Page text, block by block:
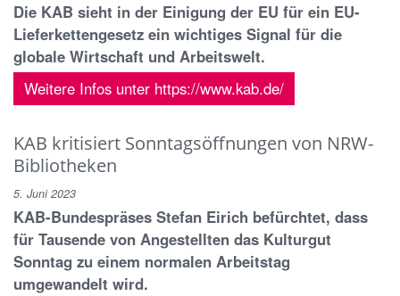
Die KAB sieht in der Einigung der EU für ein EU-
Lieferkettengesetz ein wichtiges Signal für die
globale Wirtschaft und Arbeitswelt.
Weitere Infos unter https://www.kab.de/
KAB kritisiert Sonntagsöffnungen von NRW-
Bibliotheken
5. Juni 2023
KAB-Bundespräses Stefan Eirich befürchtet, dass
für Tausende von Angestellten das Kulturgut
Sonntag zu einem normalen Arbeitstag
umgewandelt wird.